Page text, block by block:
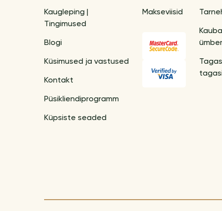
Kaugleping |
Tingimused
Blogi
Küsimused ja vastused
Kontakt
Püsikliendiprogramm
Küpsiste seaded
Makseviisid
Kauba